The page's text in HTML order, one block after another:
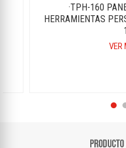
·TPH-160
HERRAMIENTAS
VER